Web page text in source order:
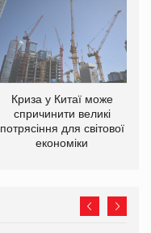
Криза у Китаї може
спричинити великі
потрясіння для світової
економіки